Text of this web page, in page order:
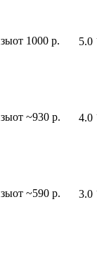
от 1000 р. 5.0
от ~930 р. 4.0
от ~590 р. 3.0